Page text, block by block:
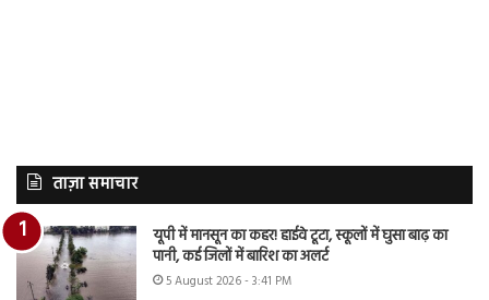
ताज़ा समाचार
यूपी में मानसून का कहर! हाईवे टूटा, स्कूलों में घुसा बाढ़ का
पानी, कई जिलों में बारिश का अलर्ट
5 August 2026 - 3:41 PM